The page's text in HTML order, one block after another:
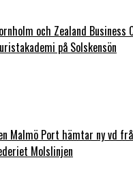
och Zealand Business
på Solskensön
Malmö Port hämtar ny vd
Molslinjen